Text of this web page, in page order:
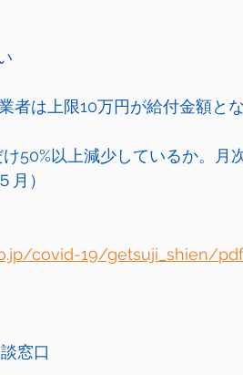
者は上限10万円が給付金額とな
50%以上減少しているか。月
月）
covid-19/getsuji_shien/
窓口